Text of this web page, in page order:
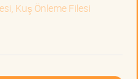
Kuş Önleme Filesi